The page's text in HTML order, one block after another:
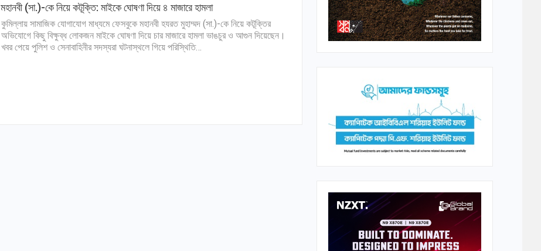
মহানবী (সা.)-কে নিয়ে কটূক্তি: মাইকে ঘোষণা দিয়ে ৪ মাজারে হামলা
কুমিল্লায় সামাজিক যোগাযোগ মাধ্যমে ফেসবুকে মহানবী হযরত মুহাম্মদ (সা.)-কে নিয়ে কটূক্তির
অভিযোগে কিছু বিক্ষুব্ধ লোকজন মাইকে ঘোষণা দিয়ে চার মাজারে হামলা ভাঙচুর ও আগুন দিয়েছেন।
খবর পেয়ে পুলিশ ও সেনাবাহিনীর সদস্যরা ঘটনাস্থলে গিয়ে পরিস্থিতি…